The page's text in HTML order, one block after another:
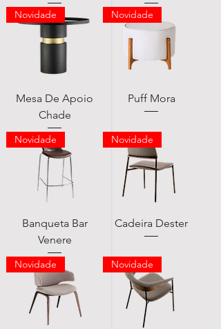
Novidade
Mesa De Apoio
Chade
Novidade
Puff Mora
Novidade
Banqueta Bar
Venere
Novidade
Cadeira Dester
Novidade Novidade